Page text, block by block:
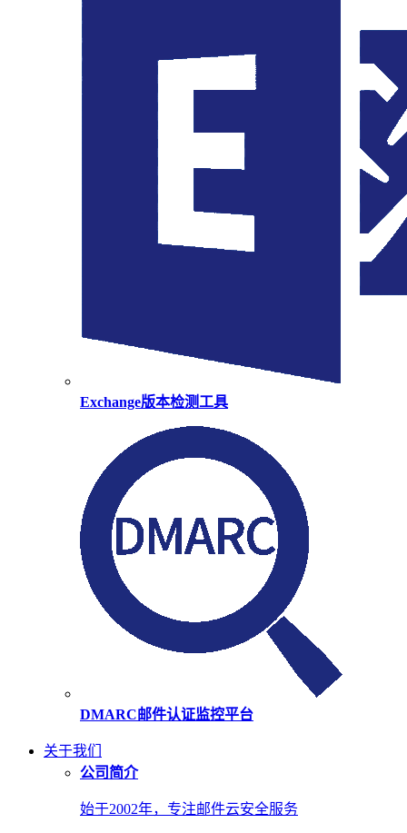
Exchange版本检测工具
DMARC邮件认证监控平台
关于我们
公司简介
始于2002年，专注邮件云安全服务